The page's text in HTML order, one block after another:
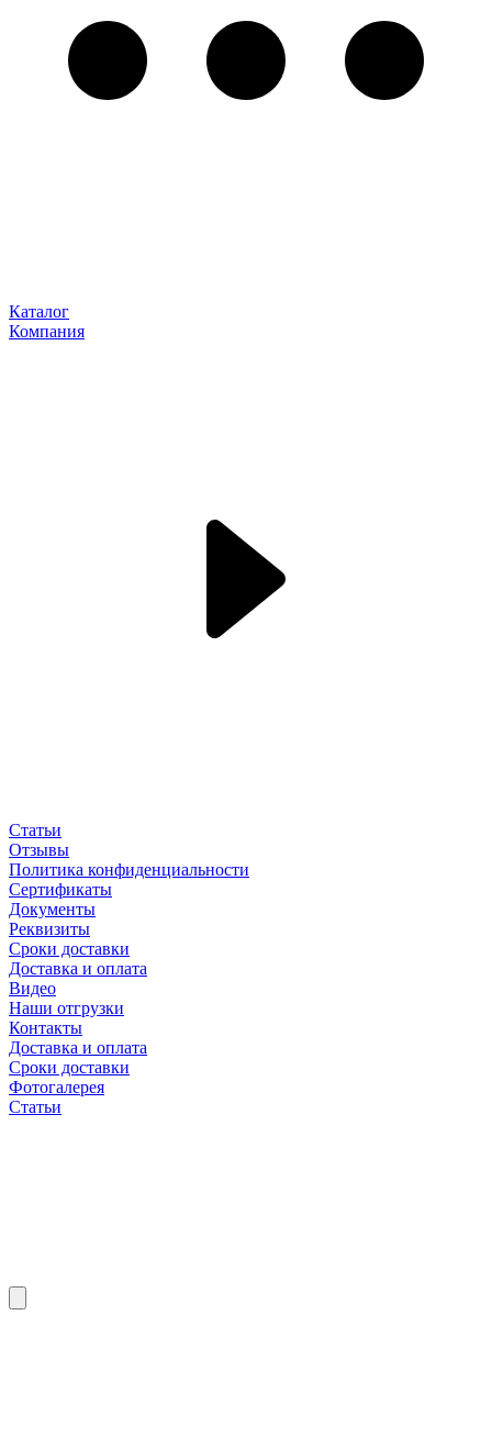
Каталог
Компания
Статьи
Отзывы
Политика конфиденциальности
Сертификаты
Документы
Реквизиты
Сроки доставки
Доставка и оплата
Видео
Наши отгрузки
Контакты
Доставка и оплата
Сроки доставки
Фотогалерея
Статьи